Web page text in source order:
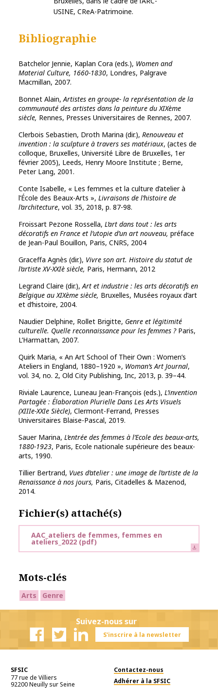
USINE, CReA-Patrimoine.
Bibliographie
Batchelor Jennie, Kaplan Cora (eds.), Women and
Material Culture, 1660-1830, Londres, Palgrave
Macmillan, 2007.
Bonnet Alain, Artistes en groupe- la représentation de la
communauté des artistes dans la peinture du XIXème
siècle, Rennes, Presses Universitaires de Rennes, 2007.
Clerbois Sebastien, Droth Marina (dir.), Renouveau et
invention : la sculpture à travers ses matériaux, (actes de
colloque, Bruxelles, Université Libre de Bruxelles, 1er
février 2005), Leeds, Henry Moore Institute ; Berne,
Peter Lang, 2001.
Conte Isabelle, « Les femmes et la culture d’atelier à
l’École des Beaux-Arts », Livraisons de l’histoire de
l’architecture, vol. 35, 2018, p. 87-98.
Froissart Pezone Rossella, L’art dans tout : les arts
décoratifs en France et l’utopie d’un art nouveau, préface
de Jean-Paul Bouillon, Paris, CNRS, 2004
Graceffa Agnès (dir.), Vivre son art. Histoire du statut de
l’artiste XV-XXIè siècle, Paris, Hermann, 2012
Legrand Claire (dir.), Art et industrie : les arts décoratifs en
Belgique au XIXème siècle, Bruxelles, Musées royaux d’art
et d’histoire, 2004.
Naudier Delphine, Rollet Brigitte, Genre et légitimité
culturelle. Quelle reconnaissance pour les femmes ? Paris,
L’Harmattan, 2007.
Quirk Maria, « An Art School of Their Own : Women’s
Ateliers in England, 1880–1920 », Woman’s Art Journal,
vol. 34, no. 2, Old City Publishing, Inc, 2013, p. 39–44.
Riviale Laurence, Luneau Jean-François (eds.), L’invention
Partagée : Élaboration Plurielle Dans Les Arts Visuels
(XIIIe-XXIe Siècle), Clermont-Ferrand, Presses
Universitaires Blaise-Pascal, 2019.
Sauer Marina, L’entrée des femmes à l’Ecole des beaux-arts,
1880-1923, Paris, Ecole nationale supérieure des beaux-
arts, 1990.
Tillier Bertrand, Vues d’atelier : une image de l’artiste de la
Renaissance à nos jours, Paris, Citadelles & Mazenod,
2014.
Fichier(s) attaché(s)
AAC_ateliers de femmes, femmes en
ateliers_2022 (pdf)
Mots-clés
Arts Genre
Suivez-nous sur
S'inscrire à la newsletter
SFSIC
77 rue de Villiers
92200Neuilly sur Seine
Contactez-nous
Adhérer à la SFSIC